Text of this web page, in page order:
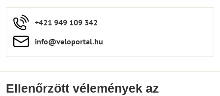
+421 949 109 342
info​​@veloportal​.hu
Ellenőrzött vélemények az